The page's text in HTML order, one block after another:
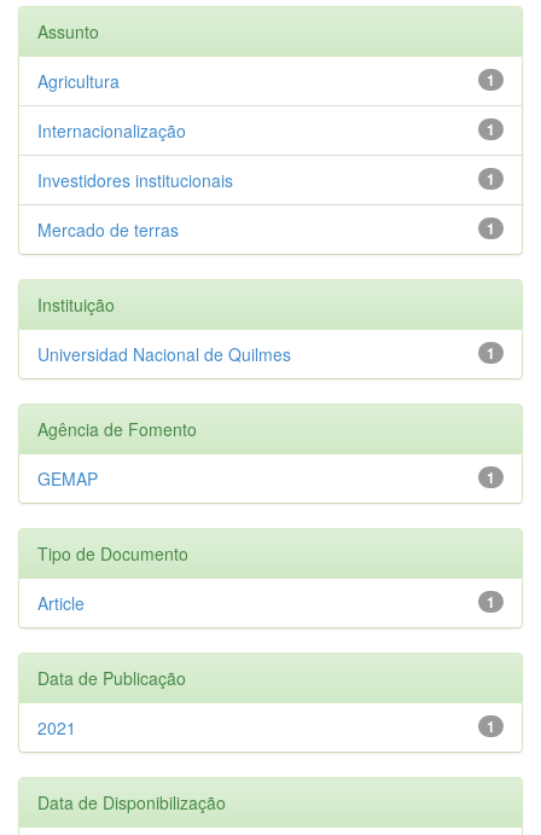
Assunto
1
Agricultura
1
Internacionalização
1
Investidores institucionais
1
Mercado de terras
Instituição
1
Universidad Nacional de Quilmes
Agência de Fomento
1
GEMAP
Tipo de Documento
1
Article
Data de Publicação
1
2021
Data de Disponibilização